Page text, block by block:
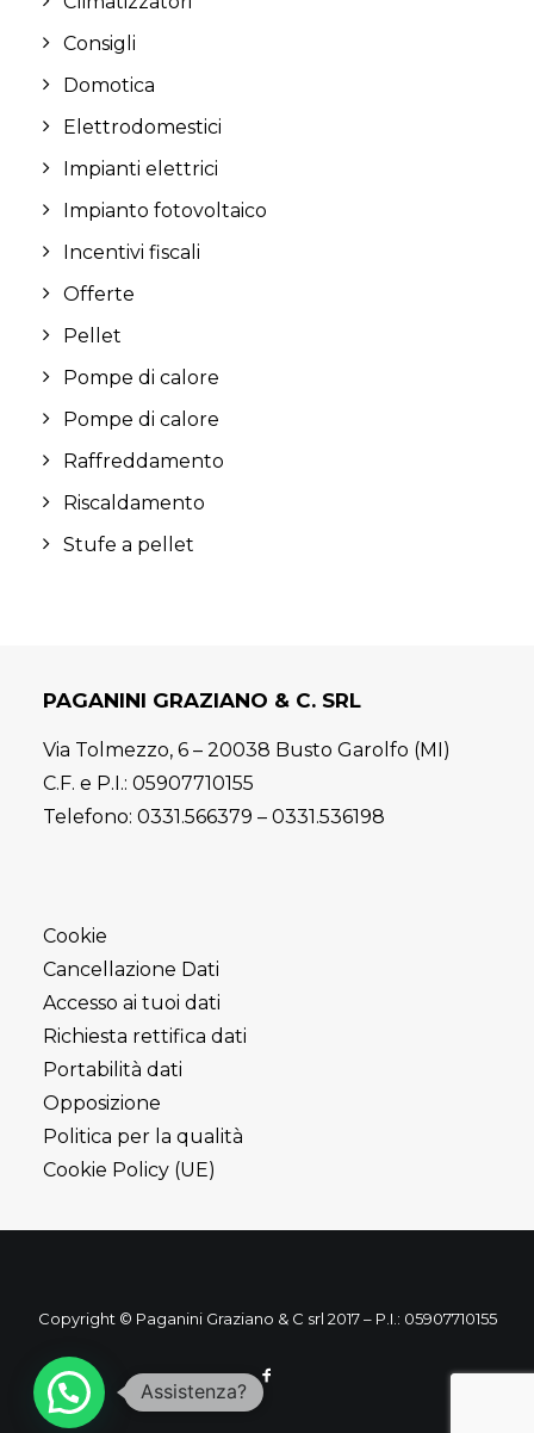
Consigli
Domotica
Elettrodomestici
Impianti elettrici
Impianto fotovoltaico
Incentivi fiscali
Offerte
Pellet
Pompe di calore
Pompe di calore
Raffreddamento
Riscaldamento
Stufe a pellet
PAGANINI GRAZIANO & C. SRL
Via Tolmezzo, 6 – 20038 Busto Garolfo (MI)
C.F. e P.I.: 05907710155
Telefono: 0331.566379 – 0331.536198
Cookie
Cancellazione Dati
Accesso ai tuoi dati
Richiesta rettifica dati
Portabilità dati
Opposizione
Politica per la qualità
Cookie Policy (UE)
Copyright © Paganini Graziano & C srl 2017 – P.I.: 05907710155
Assistenza?